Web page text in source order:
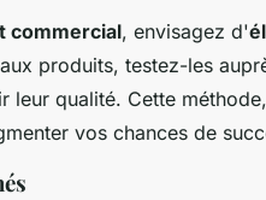
commercial, envisagez d'
produits, testez-les
leur qualité. Cette
vos chances de